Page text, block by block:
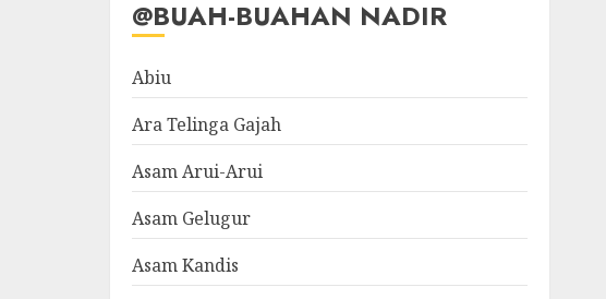
@BUAH-BUAHAN NADIR
Abiu
Ara Telinga Gajah
Asam Arui-Arui
Asam Gelugur
Asam Kandis